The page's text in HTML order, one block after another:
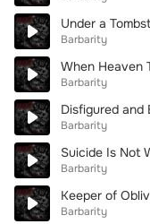
Under a
Barbarity
When Heaven
Barbarity
Disfigured and
Barbarity
Suicide Is Not
Barbarity
Keeper of
Barbarity